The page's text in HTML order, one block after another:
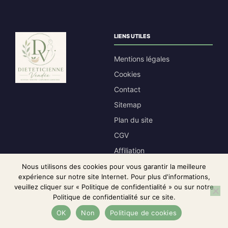
LIENS UTILES
Mentions légales
Cookies
Contact
Sitemap
Plan du site
CGV
Affiliation
CONTACT
contact@dieteticienne-vendee.fr
Nous utilisons des cookies pour vous garantir la meilleure
expérience sur notre site Internet. Pour plus d'informations,
veuillez cliquer sur « Politique de confidentialité » ou sur notre
Politique de confidentialité sur ce site.
OK
Non Politique de cookies
Le prix initial était : 49,95
36,65€Le prix actuel est
Voir le meilleur prix